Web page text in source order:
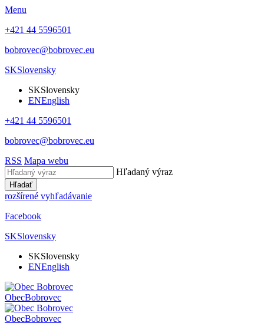
Menu
+421 44 5596501
bobrovec@bobrovec.eu
SKSlovensky
SKSlovensky
ENEnglish
+421 44 5596501
bobrovec@bobrovec.eu
RSS Mapa webu
Hľadaný výraz
Hľadať
rozšírené vyhľadávanie
Facebook
SKSlovensky
SKSlovensky
ENEnglish
ObecBobrovec
ObecBobrovec